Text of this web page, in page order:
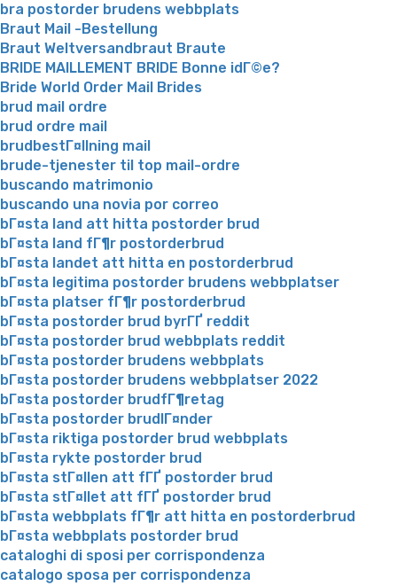
bra postorder brudens webbplats
Braut Mail -Bestellung
Braut Weltversandbraut Braute
BRIDE MAILLEMENT BRIDE Bonne idГ©e?
Bride World Order Mail Brides
brud mail ordre
brud ordre mail
brudbestГ¤llning mail
brude-tjenester til top mail-ordre
buscando matrimonio
buscando una novia por correo
bГ¤sta land att hitta postorder brud
bГ¤sta land fГ¶r postorderbrud
bГ¤sta landet att hitta en postorderbrud
bГ¤sta legitima postorder brudens webbplatser
bГ¤sta platser fГ¶r postorderbrud
bГ¤sta postorder brud byrГҐ reddit
bГ¤sta postorder brud webbplats reddit
bГ¤sta postorder brudens webbplats
bГ¤sta postorder brudens webbplatser 2022
bГ¤sta postorder brudfГ¶retag
bГ¤sta postorder brudlГ¤nder
bГ¤sta riktiga postorder brud webbplats
bГ¤sta rykte postorder brud
bГ¤sta stГ¤llen att fГҐ postorder brud
bГ¤sta stГ¤llet att fГҐ postorder brud
bГ¤sta webbplats fГ¶r att hitta en postorderbrud
bГ¤sta webbplats postorder brud
cataloghi di sposi per corrispondenza
catalogo sposa per corrispondenza